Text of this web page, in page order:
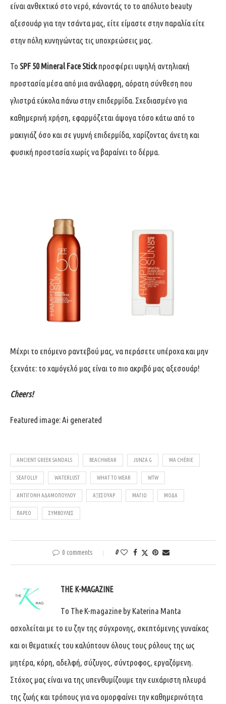
είναι ανθεκτικό στο νερό, κάνοντάς το το απόλυτο beauty
αξεσουάρ για την τσάντα μας, είτε είμαστε στην παραλία είτε
στην πόλη κυνηγώντας τις υποχρεώσεις μας.
Το SPF 50 Mineral Face Stickπροσφέρει υψηλή αντηλιακή
προστασία μέσα από μια ανάλαφρη, αόρατη σύνθεση που
γλιστρά εύκολα πάνω στην επιδερμίδα. Σχεδιασμένο για
καθημερινή χρήση, εφαρμόζεται άψογα τόσο κάτω από το
μακιγιάζ όσο και σε γυμνή επιδερμίδα, χαρίζοντας άνετη και
φυσική προστασία χωρίς να βαραίνει το δέρμα.
Μέχρι το επόμενο ραντεβού μας, να περάσετε υπέροχα και μην
ξεχνάτε: το χαμόγελό μας είναι το πιο ακριβό μας αξεσουάρ!
Cheers!
Featured image: Ai generated
ANCIENT GREEK SANDALS BEACHWEAR JUNZA G MA CHÉRIE
SEAFOLLY WATERLUST WHAT TO WEAR WTW
ΑΝΤΙΓΌΝΗ ΑΔΑΜΟΠΟΎΛΟΥ ΑΞΕΣΟΥΆΡ ΜΑΓΙΏ ΜΌΔΑ
ΠΑΡΕΌ ΣΥΜΒΟΥΛΈΣ
0 comments 0
THE K-MAGAZINE
Tο The K-magazine by Katerina Manta
ασχολείται με το ευ ζην της σύγχρονης, σκεπτόμενης γυναίκας
και οι θεματικές του καλύπτουν όλους τους ρόλους της ως
μητέρα, κόρη, αδελφή, σύζυγος, σύντροφος, εργαζόμενη.
Στόχος μας είναι να της υπενθυμίζουμε την ευχάριστη πλευρά
της ζωής και τρόπους για να ομορφαίνει την καθημερινότητα